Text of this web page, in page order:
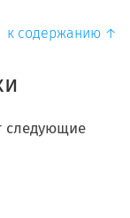
к содержанию ↑
следующие